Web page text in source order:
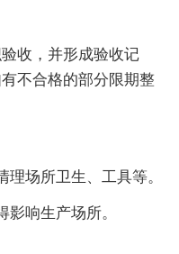
收，并形成验收记
不合格的部分限期整
场所卫生、工具等。
响生产场所。